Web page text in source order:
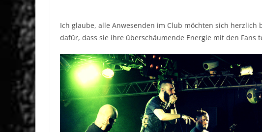
Ich glaube, alle Anwesenden im Club möchten sich
dafür, dass sie ihre überschäumende Energie mit den Fans